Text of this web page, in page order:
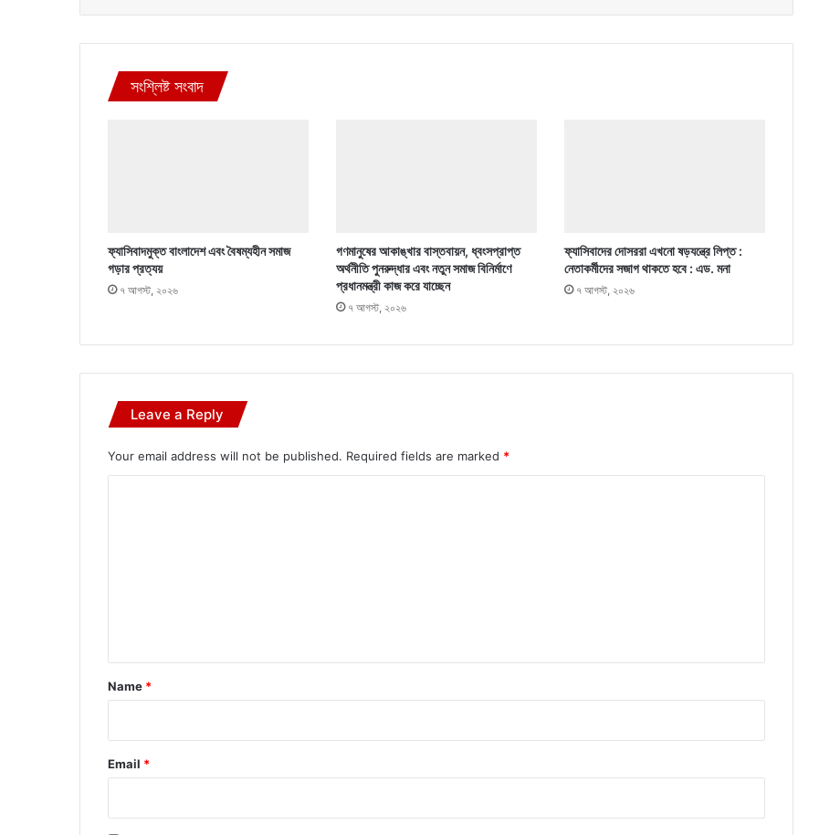
সংশ্লিষ্ট সংবাদ
ফ্যাসিবাদমুক্ত বাংলাদেশ এবং বৈষম্যহীন সমাজ
গড়ার প্রত্যয়
৭ আগস্ট, ২০২৬
গণমানুষের আকাঙ্খার বাস্তবায়ন, ধ্বংসপ্রাপ্ত
অর্থনীতি পুনরুদ্ধার এবং নতুন সমাজ বিনির্মাণে
প্রধানমন্ত্রী কাজ করে যাচ্ছেন
৭ আগস্ট, ২০২৬
ফ্যাসিবাদের দোসররা এখনো ষড়যন্ত্রে লিপ্ত :
নেতাকর্মীদের সজাগ থাকতে হবে : এড. মনা
৭ আগস্ট, ২০২৬
Leave a Reply
Your email address will not be published. Required fields are marked *
*
Name *
Email *